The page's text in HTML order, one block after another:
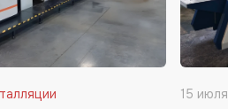
15 июля